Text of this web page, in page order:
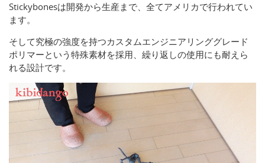
Stickybonesは開発から生産まで、全てアメリカで行われてい
ます。
そして究極の強度を持つカスタムエンジニアリンググレード
ポリマーという特殊素材を採用、繰り返しの使用にも耐えら
れる設計です。